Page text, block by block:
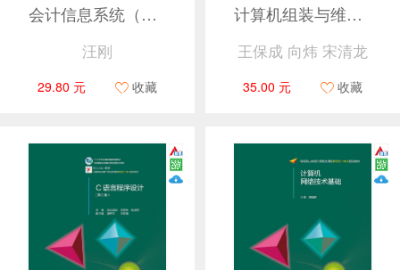
会计信息系统（第五版）（用友ERP-U8V10.1版）
汪刚
29.80 元 收藏
计算机组装与维护（第3版）
王保成 向炜 宋清龙
35.00 元 收藏